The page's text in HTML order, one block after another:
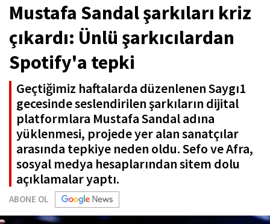
Mustafa Sandal şarkıları kriz
çıkardı: Ünlü şarkıcılardan
Spotify'a tepki
Geçtiğimiz haftalarda düzenlenen Saygı1
gecesinde seslendirilen şarkıların dijital
platformlara Mustafa Sandal adına
yüklenmesi, projede yer alan sanatçılar
arasında tepkiye neden oldu. Sefo ve Afra,
sosyal medya hesaplarından sitem dolu
açıklamalar yaptı.
ABONE OL